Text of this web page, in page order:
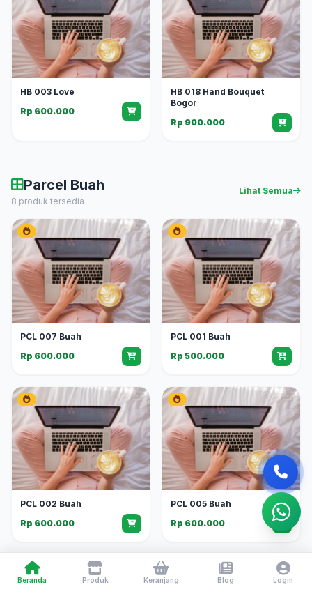
HB 003 Love
Rp 600.000
HB 018 Hand Bouquet
Bogor
Rp 900.000
Parcel Buah
8 produk tersedia
Lihat Semua
PCL 007 Buah
Rp 600.000
PCL 001 Buah
Rp 500.000
PCL 002 Buah
Rp 600.000
PCL 005 Buah
Rp 600.000
Beranda Produk Keranjang Blog Login